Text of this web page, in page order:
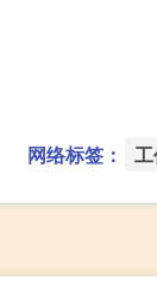
网络标签：